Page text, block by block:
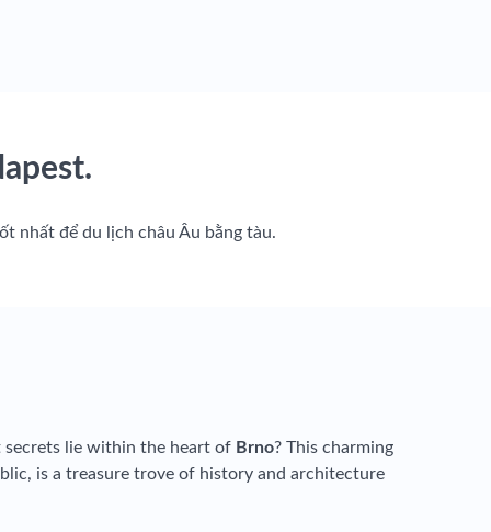
nhất để du lịch châu Âu bằng tàu.
secrets lie within the heart of Brno? This charming
is a treasure trove of history and architecture